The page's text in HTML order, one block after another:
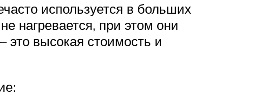
используется в больших
нагревается, при этом они
высокая стоимость и